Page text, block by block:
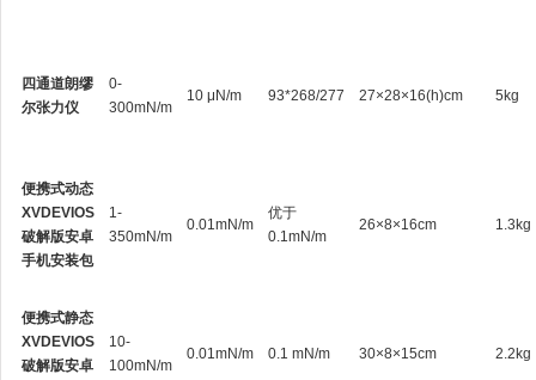
四通道朗缪
尔张力仪
0-
300mN/m
10 μN/m 93*268/277 27×28×16(h)cm 5kg
便携式动态
XVDEVIOS
破解版安卓
手机安装包
1-
350mN/m
0.01mN/m
优于
0.1mN/m
26×8×16cm 1.3kg
便携式静态
XVDEVIOS
破解版安卓
10-
100mN/m
0.01mN/m 0.1 mN/m 30×8×15cm 2.2kg